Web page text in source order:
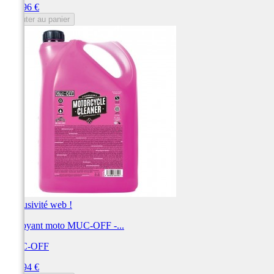
209,96 €
Ajouter au panier
Exclusivité web !
Nettoyant moto MUC-OFF -...
MUC-OFF
207,94 €